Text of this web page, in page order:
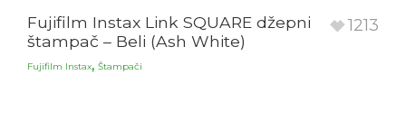
Fujifilm Instax Link SQUARE džepni
štampač – Beli (Ash White)
Fujifilm Instax, Štampači
1213